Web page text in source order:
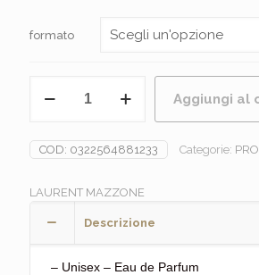
formato
MAZZONE
DIE
Aggiungi al
COD: 0322564881233 Categorie:
LAURENT MAZZONE
Descrizione
– Unisex – Eau de Parfum